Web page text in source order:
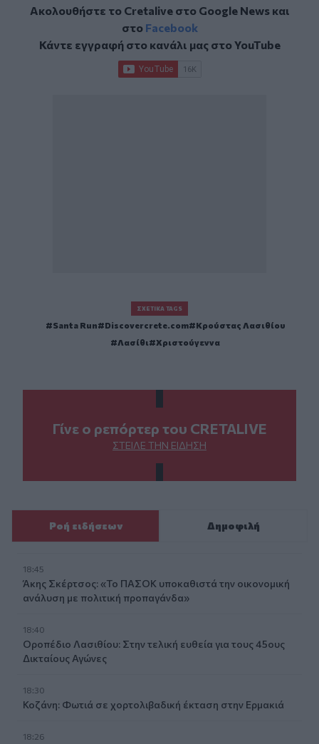
Ακολουθήστε το Cretalive στο Google Newsκαι
στο Facebook
Κάντε εγγραφή στο κανάλι μας στοYouTube
ΣΧΕΤΙΚΆ TAGS
Santa Run Discovercrete.com
Κρούστας Λασιθίου
Λασίθι
Χριστούγεννα
Γίνε ο ρεπόρτερ του CRETALIVE
ΣΤΕΊΛΕ ΤΗΝ ΕΊΔΗΣΗ
Ροή ειδήσεων Δημοφιλή
18:45
Άκης Σκέρτσος: «Το ΠΑΣΟΚ υποκαθιστά την οικονομική
ανάλυση με πολιτική προπαγάνδα»
18:40
Οροπέδιο Λασιθίου: Στην τελική ευθεία για τους 45ους
Δικταίους Αγώνες
18:30
Κοζάνη: Φωτιά σε χορτολιβαδική έκταση στην Ερμακιά
18:26